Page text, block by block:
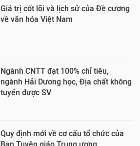
Giá trị cốt lõi và lịch sử của Đề cương
về văn hóa Việt Nam​
Ngành CNTT đạt 100% chỉ tiêu,
ngành Hải Dương học, Địa chất không
tuyển được SV
Quy định mới về cơ cấu tổ chức của